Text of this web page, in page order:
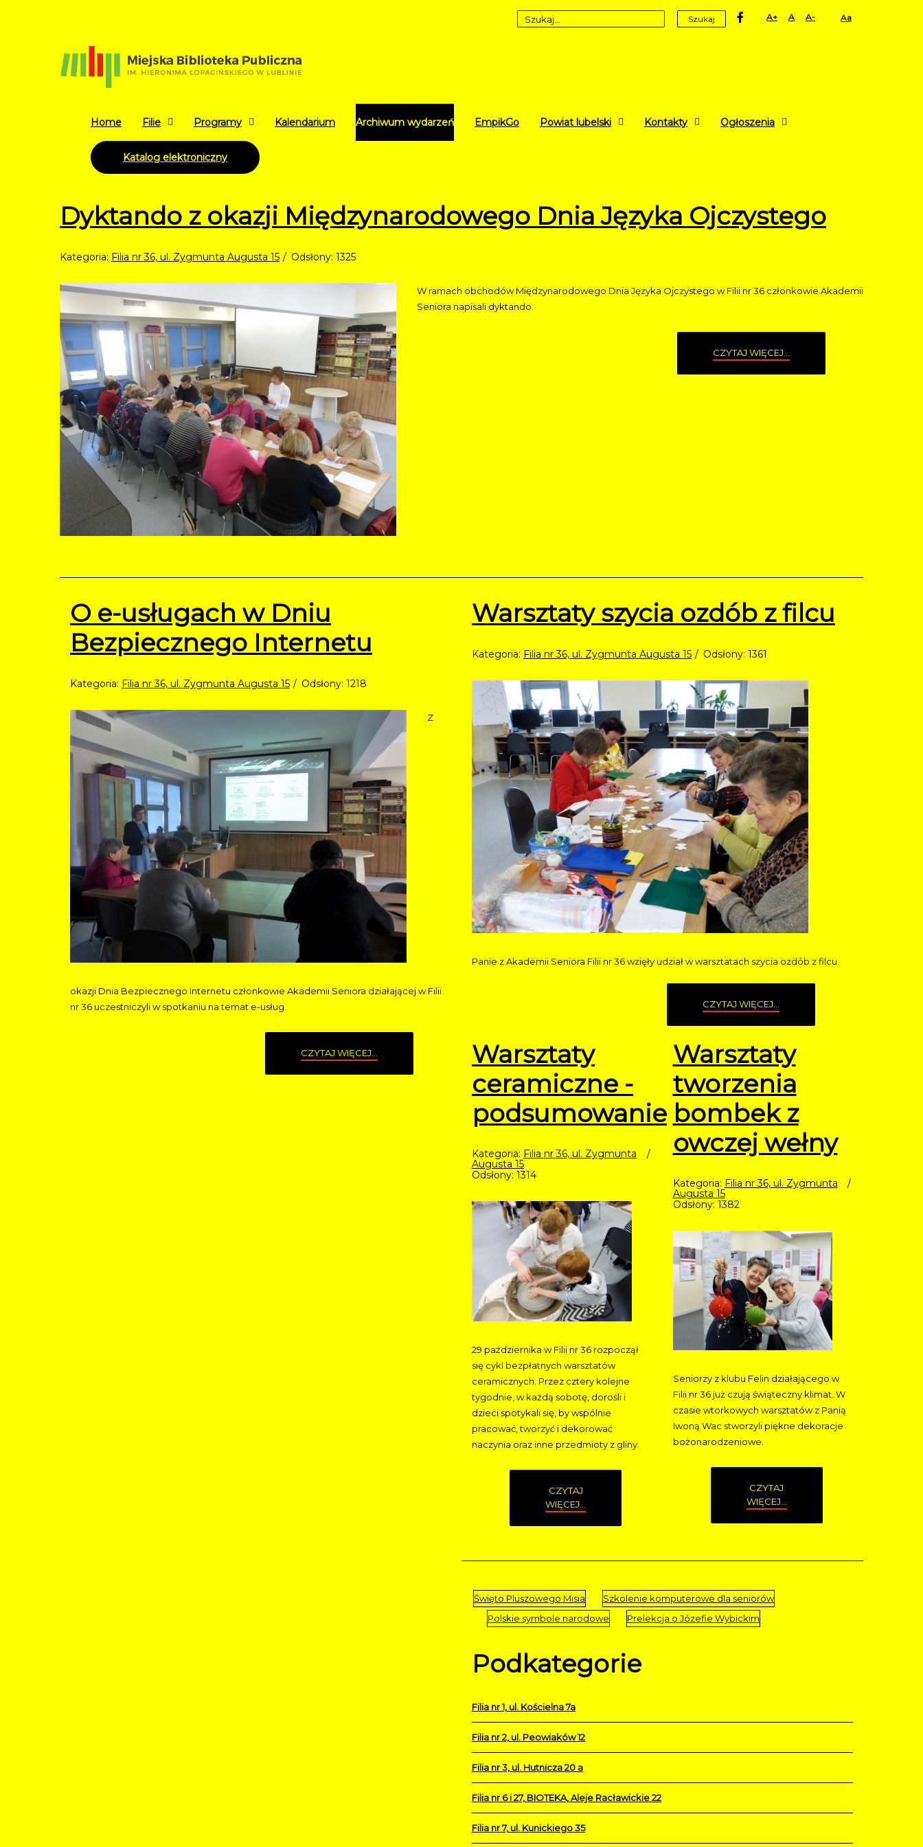
Szukaj facebook
Set
LargerDefault
Set
Smaller
High
Contrast
Home Filie Programy Kalendarium Archiwum wydarzeń EmpikGo Powiat lubelski Kontakty Ogłoszenia
Katalog elektroniczny
Dyktando z okazji Międzynarodowego Dnia Języka Ojczystego
Kategoria: Filia nr 36, ul. Zygmunta Augusta 15 Odsłony: 1325
W ramach obchodów Międzynarodowego Dnia Języka Ojczystego w Filii nr 36 członkowie Akademii
Seniora napisali dyktando.
CZYTAJ WIĘCEJ...
O e-usługach w Dniu
Bezpiecznego Internetu
Kategoria: Filia nr 36, ul. Zygmunta Augusta 15 Odsłony: 1218
Z
okazji Dnia Bezpiecznego Internetu członkowie Akademii Seniora działającej w Filii
nr 36 uczestniczyli w spotkaniu na temat e-usług.
CZYTAJ WIĘCEJ...
Warsztaty szycia ozdób z filcu
Kategoria: Filia nr 36, ul. Zygmunta Augusta 15 Odsłony: 1361
Panie z Akademii Seniora Filii nr 36 wzięły udział w warsztatach szycia ozdób z filcu.
CZYTAJ WIĘCEJ...
Warsztaty
ceramiczne -
podsumowanie
Kategoria: Filia nr 36, ul. Zygmunta
Augusta 15
Odsłony: 1314
29 października w Filii nr 36 rozpoczął
się cykl bezpłatnych warsztatów
ceramicznych. Przez cztery kolejne
tygodnie, w każdą sobotę, dorośli i
dzieci spotykali się, by wspólnie
pracować, tworzyć i dekorować
naczynia oraz inne przedmioty z gliny.
CZYTAJ
WIĘCEJ...
Warsztaty
tworzenia
bombek z
owczej wełny
Kategoria: Filia nr 36, ul. Zygmunta
Augusta 15
Odsłony: 1382
Seniorzy z klubu Felin działającego w
Filii nr 36 już czują świąteczny klimat. W
czasie wtorkowych warsztatów z Panią
Iwoną Wac stworzyli piękne dekoracje
bożonarodzeniowe.
CZYTAJ
WIĘCEJ...
Święto Pluszowego Misia
Szkolenie komputerowe dla seniorów
Polskie symbole narodowe
Prelekcja o Józefie Wybickim
Podkategorie
Filia nr 1, ul. Kościelna 7a
Filia nr 2, ul. Peowiaków 12
Filia nr 3, ul. Hutnicza 20 a
Filia nr 6 i 27, BIOTEKA, Aleje Racławickie 22
Filia nr 7, ul. Kunickiego 35